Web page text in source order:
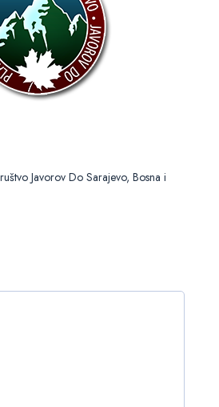
Javorov Do Sarajevo, Bosna i